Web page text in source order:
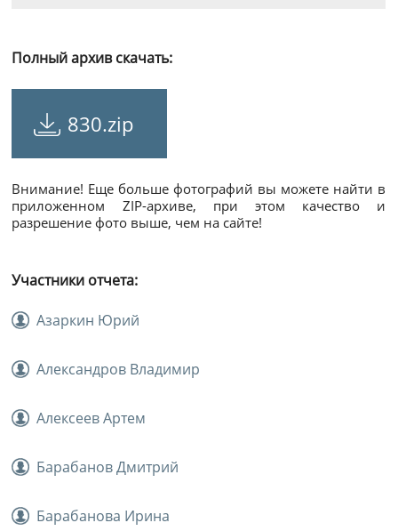
Полный архив скачать:
830.zip
Внимание! Еще больше фотографий вы можете найти в
приложенном ZIP-архиве, при этом качество и
разрешение фото выше, чем на сайте!
Участники отчета:
Азаркин Юрий
Александров Владимир
Алексеев Артем
Барабанов Дмитрий
Барабанова Ирина